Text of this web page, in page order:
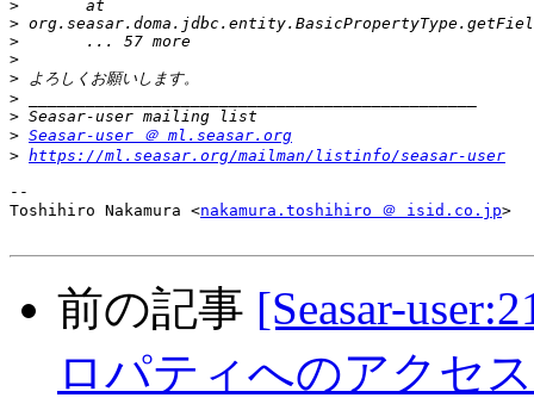
>
>
>
>
>
>
>
> Seasar-user ＠ ml.seasar.org
> https://ml.seasar.org/mailman/listinfo/seasar-user
--
Toshihiro Nakamura <nakamura.toshihiro ＠ isid.co.jp>
前の記事 [Seasar-
ロパティへのアクセ